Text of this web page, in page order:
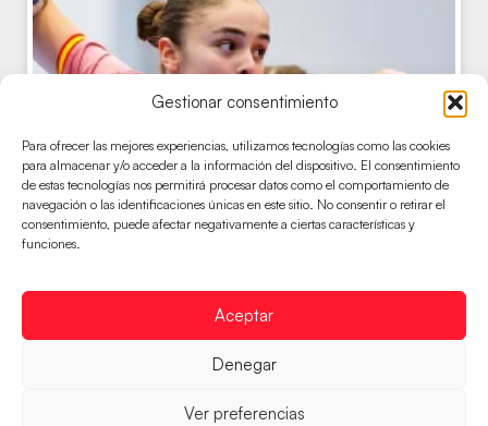
Gestionar consentimiento
Para ofrecer las mejores experiencias, utilizamos tecnologías como las cookies
para almacenar y/o acceder a la información del dispositivo. El consentimiento
de estas tecnologías nos permitirá procesar datos como el comportamiento de
navegación o las identificaciones únicas en este sitio. No consentir o retirar el
consentimiento, puede afectar negativamente a ciertas características y
funciones.
Aceptar
Denegar
Ver preferencias
Las Guerreras Juveniles acarician los
cuartos de final tras una gran segunda parte
unos segundos 45 minutos en los que brillaron